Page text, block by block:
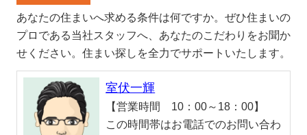
あなたの住まいへ求める条件は何ですか。ぜひ住まいの
プロである当社スタッフへ、あなたのこだわりをお聞か
せください。住まい探しを全力でサポートいたします。
室伏一輝
【営業時間 10：00～18：00】
この時間帯はお電話でのお問い合わ